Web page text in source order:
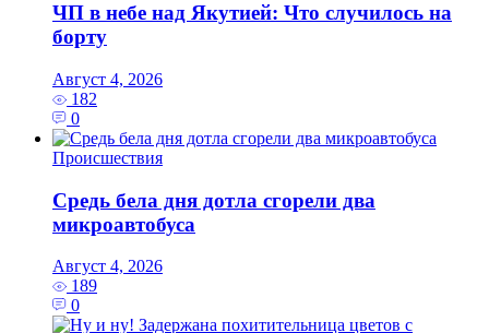
ЧП в небе над Якутией: Что случилось на
борту
Август 4, 2026
182
0
Происшествия
Средь бела дня дотла сгорели два
микроавтобуса
Август 4, 2026
189
0